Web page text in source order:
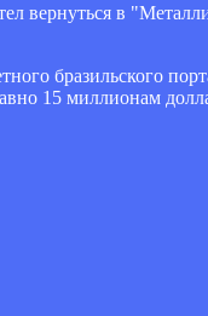
вернуться в
бразильского
15 миллионам